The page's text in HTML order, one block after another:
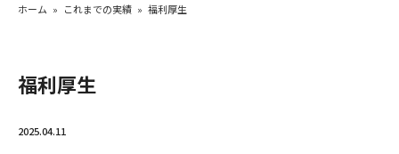
ホーム » これまでの実績 » 福利厚生
福利厚生
2025.04.11